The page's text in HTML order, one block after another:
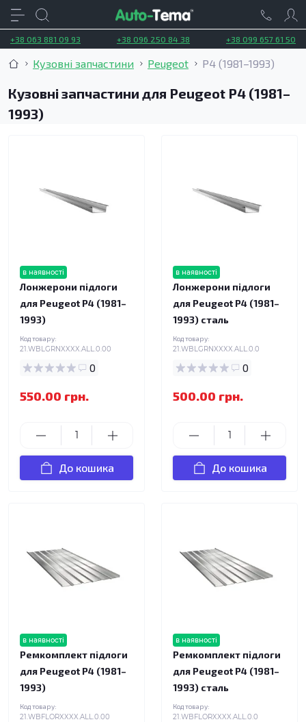
+38 063 881 09 93 +38 096 250 84 38 +38 099 657 61 50
Кузовні запчастини Peugeot P4 (1981–1993)
Кузовні запчастини для Peugeot P4 (1981–
1993)
в наявності
Лонжерони підлоги
для Peugeot P4 (1981–
1993)
Код товару:
21.WBLGRNXXXX.ALL.0.00
0
550.00 грн.
До кошика
в наявності
Лонжерони підлоги
для Peugeot P4 (1981–
1993) сталь
Код товару:
21.WBLGRNXXXX.ALL.0.0
0
500.00 грн.
До кошика
в наявності
Ремкомплект підлоги
для Peugeot P4 (1981–
1993)
Код товару:
21.WBFLORXXXX.ALL.0.00
в наявності
Ремкомплект підлоги
для Peugeot P4 (1981–
1993) сталь
Код товару:
21.WBFLORXXXX.ALL.0.0